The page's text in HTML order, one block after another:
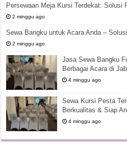
Persewaan Meja Kursi Terdekat: Solusi
2 minggu ago
Sewa Bangku untuk Acara Anda –
2 minggu ago
Jasa Sewa Bangku
Berbagai Acara di
4 minggu ago
Sewa Kursi Pesta
Berkualitas & Siap
4 minggu ago